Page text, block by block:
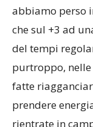
soprattutto
abbiamo perso
del tempi
purtroppo, nelle
fatte
prendere